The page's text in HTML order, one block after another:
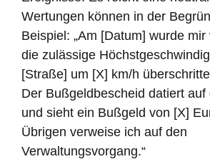
Wertungen können in der
Beispiel: „Am [Datum] wurde
die zulässige
[Straße] um [X] km/h
Der Bußgeldbescheid datiert auf
und sieht ein Bußgeld von [X]
Übrigen verweise ich auf den
Verwaltungsvorgang.“